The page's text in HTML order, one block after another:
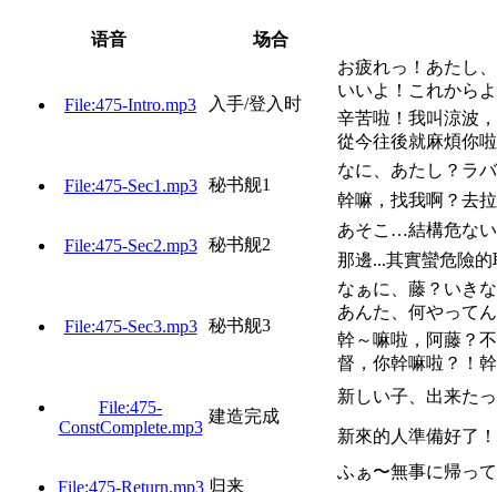
语音 场合
File:475-Intro.mp3 入手/登入时
お疲れっ！あたし
いいよ！これから
辛苦啦！我叫涼波
從今往後就麻煩你
File:475-Sec1.mp3 秘书舰1
なに、あたし？ラ
幹嘛，找我啊？去
File:475-Sec2.mp3 秘书舰2
あそこ…結構危な
那邊...其實蠻危險
File:475-Sec3.mp3 秘书舰3
なぁに、藤？いき
あんた、何やって
幹～嘛啦，阿藤？
督，你幹嘛啦？！
File:475-
ConstComplete.mp3
建造完成
新しい子、出来た
新來的人準備好了！
File:475-Return.mp3 归来
ふぁ〜無事に帰っ